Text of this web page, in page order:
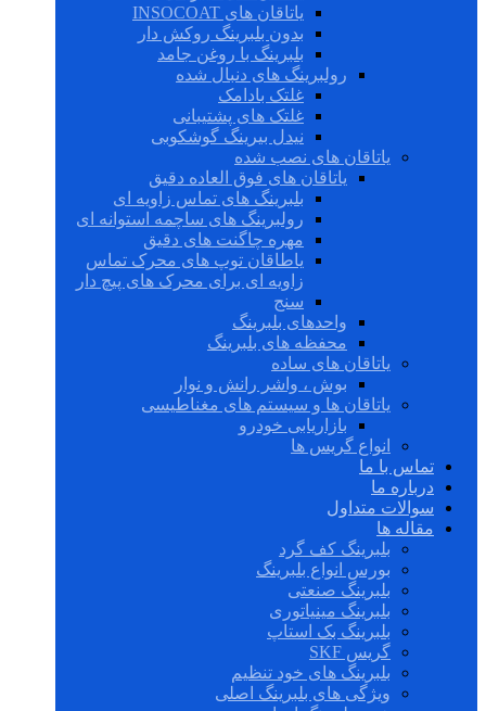
یاتاقان های INSOCOAT
بدون بلبرینگ روکش دار
بلبرینگ با روغن جامد
رولبرینگ های دنبال شده
غلتک بادامک
غلتک های پشتیبانی
نیدل بیرینگ گوشکوبی
یاتاقان های نصب شده
یاتاقان های فوق العاده دقیق
بلبرینگ های تماس زاویه ای
رولبرینگ های ساچمه استوانه ای
مهره چاگنت های دقیق
یاطاقان توپ های محرک تماس
زاویه ای برای محرک های پیچ دار
سنج
واحدهای بلبرینگ
محفظه های بلبرینگ
یاتاقان های ساده
بوش ، واشر رانش و نوار
یاتاقان ها و سیستم های مغناطیسی
بازاریابی خودرو
انواع گریس ها
تماس با ما
درباره ما
سوالات متداول
مقاله ها
بلبرینگ کف گرد
بورس انواع بلبرینگ
بلبرینگ صنعتی
بلبرینگ مینیاتوری
بلبرینگ بک استاپ
گریس SKF
بلبرینگ های خود تنظیم
ویژگی های بلبرینگ اصلی